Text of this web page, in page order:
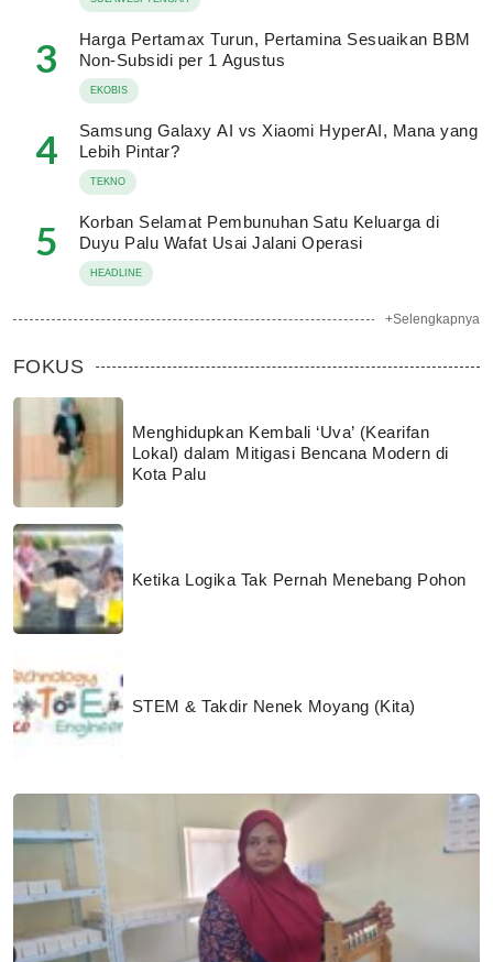
3
Harga Pertamax Turun, Pertamina Sesuaikan BBM
Non-Subsidi per 1 Agustus
EKOBIS
4
Samsung Galaxy AI vs Xiaomi HyperAI, Mana yang
Lebih Pintar?
TEKNO
5
Korban Selamat Pembunuhan Satu Keluarga di
Duyu Palu Wafat Usai Jalani Operasi
HEADLINE
+Selengkapnya
FOKUS
Menghidupkan Kembali ‘Uva’ (Kearifan
Lokal) dalam Mitigasi Bencana Modern di
Kota Palu
Ketika Logika Tak Pernah Menebang Pohon
STEM & Takdir Nenek Moyang (Kita)